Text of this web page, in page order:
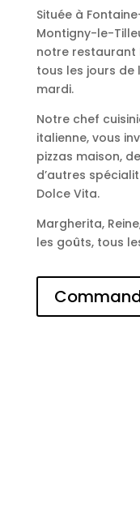
Située à
Montigny-le-
notre restaurant
tous les jours de
mardi.
Notre chef
italienne, vous
pizzas maison,
d’autres
Dolce Vita.
Margherita,
les goûts, tous